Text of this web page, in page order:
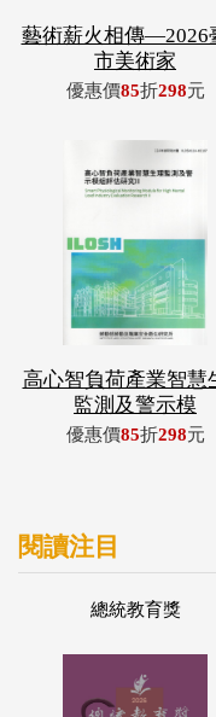
藝術薪火相傳—2026
市美術家
優惠價85折298元
高心智負荷產業智慧
監測及警示模
優惠價85折298元
閱讀注目
總統教育獎